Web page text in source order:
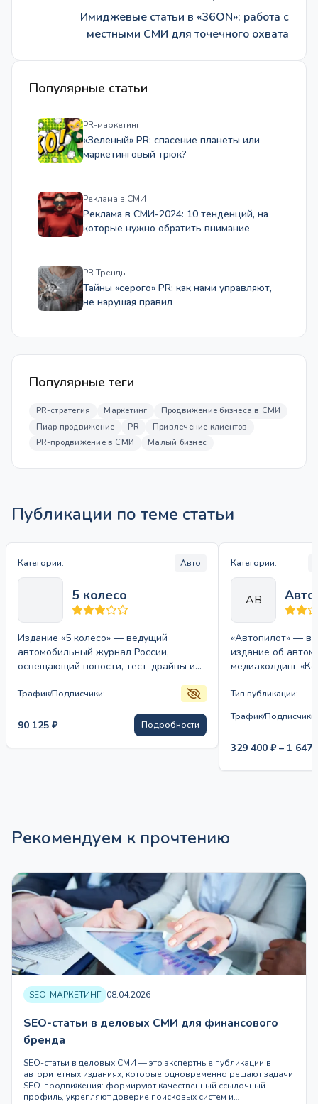
Имиджевые статьи в «36ON»: работа с
местными СМИ для точечного охвата
Популярные статьи
PR-маркетинг
«Зеленый» PR: спасение планеты или
маркетинговый трюк?
Реклама в СМИ
Реклама в СМИ-2024: 10 тенденций, на
которые нужно обратить внимание
PR Тренды
Тайны «серого» PR: как нами управляют,
не нарушая правил
Популярные теги
PR-стратегия Маркетинг
Продвижение бизнеса в СМИ
Пиар продвижение
PR
Привлечение клиентов
PR-продвижение в СМИ
Малый бизнес
Публикации по теме статьи
Категории: Авто
5 колесо
Издание «5 колесо» — ведущий
автомобильный журнал России,
освещающий новости, тест-драйвы и
автолюбителей, профессионалов и
Трафик/Подписчики:
90 125 ₽ Подробности
Категории:
АВ
«Автопилот» —
издание об
медиахолдинг
новости
Тип публикации:
Трафик/Подписчики:
329 400 ₽ – 1 647
Рекомендуем к прочтению
SEO-МАРКЕТИНГ 08.04.2026
SEO-статьи в деловых СМИ для финансового
бренда
SEO-статьи в деловых СМИ — это экспертные публикации в
авторитетных изданиях, которые одновременно решают задачи
SEO-продвижения: формируют качественный ссылочный
профиль, укрепляют доверие поисковых систем и…